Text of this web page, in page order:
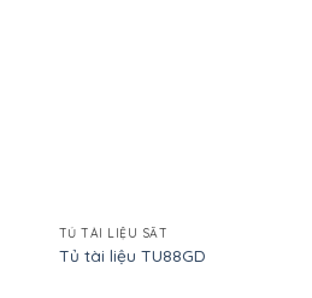
TỦ TÀI LIỆU SẮT
Tủ tài liệu TU88GD